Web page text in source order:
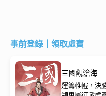
事前登錄｜領取虛寶
三國觀滄海
運籌帷幄，決